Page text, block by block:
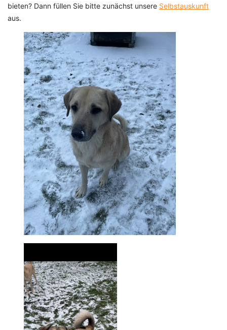
bieten? Dann füllen Sie bitte zunächst unsere Selbstauskunft
aus.